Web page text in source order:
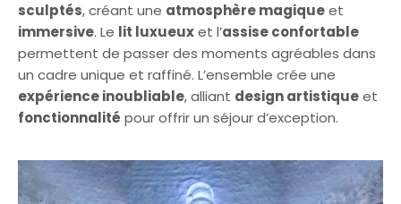
sculptés, créant une atmosphère magiqueet
immersive. Le lit luxueuxet l’assise confortable
permettent de passer des moments agréables dans
un cadre unique et raffiné. L’ensemble crée une
expérience inoubliable, alliant design artistiqueet
fonctionnalité pour offrir un séjour d’exception.